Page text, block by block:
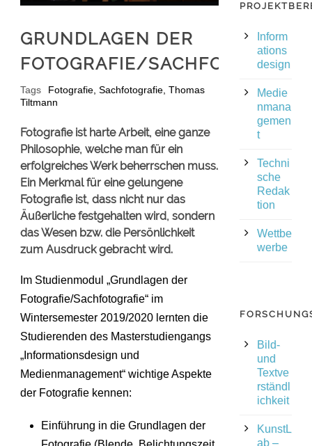
GRUNDLAGEN DER
FOTOGRAFIE/
Tags Fotografie Sachfotografie Thomas
Tiltmann
Fotografie ist harte Arbeit, eine ganze
Philosophie, welche man für ein
erfolgreiches Werk beherrschen muss.
Ein Merkmal für eine gelungene
Fotografie ist, dass nicht nur das
Äußerliche festgehalten wird, sondern
das Wesen bzw. die Persönlichkeit
zum Ausdruck gebracht wird.
Im Studienmodul „Grundlagen der
Fotografie/Sachfotografie“ im
Wintersemester 2019/2020 lernten die
Studierenden des Masterstudiengangs
„Informationsdesign und
Medienmanagement“ wichtige Aspekte
der Fotografie kennen:
Einführung in die Grundlagen der
Inform
ations
design
Medie
nmana
gemen
t
Techni
sche
Redak
tion
Wettbe
werbe
Bild-
und
Textve
rständl
ichkeit
KunstL
ab –